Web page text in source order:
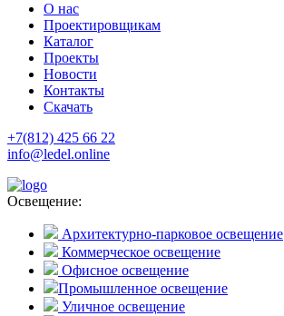
О нас
Проектировщикам
Каталог
Проекты
Новости
Контакты
Скачать
+7(812) 425 66 22
info@ledel.online
Освещение:
Архитектурно-парковое освещение
Коммерческое освещение
Офисное освещение
Промышленное освещение
Уличное освещение